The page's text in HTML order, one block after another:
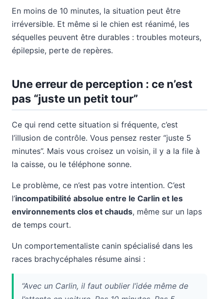
En moins de 10 minutes, la situation peut être
irréversible. Et même si le chien est réanimé, les
séquelles peuvent être durables : troubles moteurs,
épilepsie, perte de repères.
Une erreur de perception : ce n’est
pas “juste un petit tour”
Ce qui rend cette situation si fréquente, c’est
l’illusion de contrôle. Vous pensez rester “juste 5
minutes”. Mais vous croisez un voisin, il y a la file à
la caisse, ou le téléphone sonne.
Le problème, ce n’est pas votre intention. C’est
l’incompatibilité absolue entre le Carlin et les
environnements clos et chauds, même sur un laps
de temps court.
Un comportementaliste canin spécialisé dans les
races brachycéphales résume ainsi :
“Avec un Carlin, il faut oublier l’idée même de